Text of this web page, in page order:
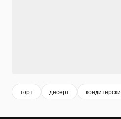
торт десерт